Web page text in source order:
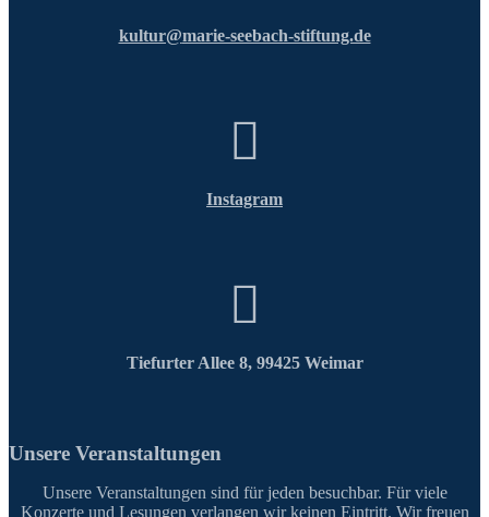
kultur@marie-seebach-stiftung.de
Instagram
Tiefurter Allee 8, 99425 Weimar
Unsere Veranstaltungen
Unsere Veranstaltungen sind für jeden besuchbar. Für viele
Konzerte und Lesungen verlangen wir keinen Eintritt. Wir freuen